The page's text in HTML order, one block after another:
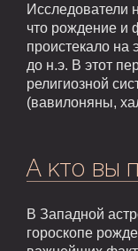
Исследователи
что рождение и
проистекало на
до н.э. В этот
религиозной
(вавилоняны,
А кто вы
В Западной
гороскопе